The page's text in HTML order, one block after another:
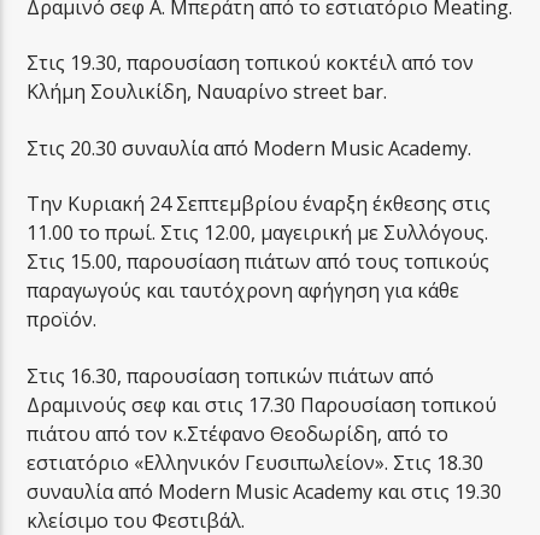
Δραμινό σεφ Α. Μπεράτη από το εστιατόριο Meating.
Στις 19.30, παρουσίαση τοπικού κοκτέιλ από τον
Κλήμη Σουλικίδη, Ναυαρίνο street bar.
Στις 20.30 συναυλία από Modern Music Academy.
Την Κυριακή 24 Σεπτεμβρίου έναρξη έκθεσης στις
11.00 το πρωί. Στις 12.00, μαγειρική με Συλλόγους.
Στις 15.00, παρουσίαση πιάτων από τους τοπικούς
παραγωγούς και ταυτόχρονη αφήγηση για κάθε
προϊόν.
Στις 16.30, παρουσίαση τοπικών πιάτων από
Δραμινούς σεφ και στις 17.30 Παρουσίαση τοπικού
πιάτου από τον κ.Στέφανο Θεοδωρίδη, από το
εστιατόριο «Ελληνικόν Γευσιπωλείον». Στις 18.30
συναυλία από Modern Music Academy και στις 19.30
κλείσιμο του Φεστιβάλ.